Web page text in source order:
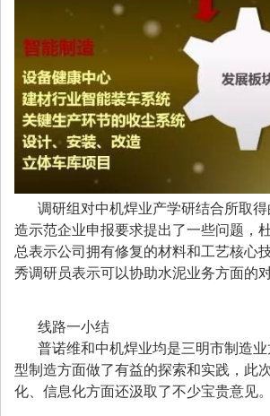
调研组对中机焊业产学研结合所取
造示范企业申报要求提出了一些问题，
总表示公司拥有修复的材料和工艺核心
秀调研员表示可以协助水泥业务方面的对
线路一小结
普诺维和中机焊业均是三明市制造
型制造方面做了有益的探索和实践，此
化、信息化方面还汲取了不少宝贵意见。